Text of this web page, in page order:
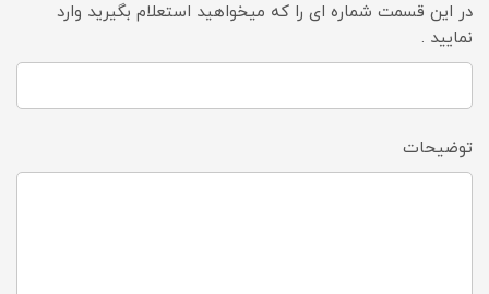
در این قسمت شماره ای را که میخواهید استعلام بگیرید وارد
نمایید .
توضیحات